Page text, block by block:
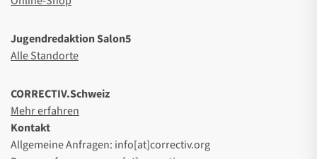
Jugendredaktion Salon5
Alle Standorte
CORRECTIV.Schweiz
Mehr erfahren
Kontakt
Allgemeine Anfragen: info[at]correctiv.org